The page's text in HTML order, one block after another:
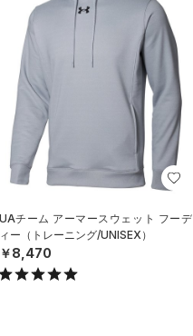
UAチーム アーマースウェット フーデ
ィー（トレーニング/UNISEX）
￥8,470